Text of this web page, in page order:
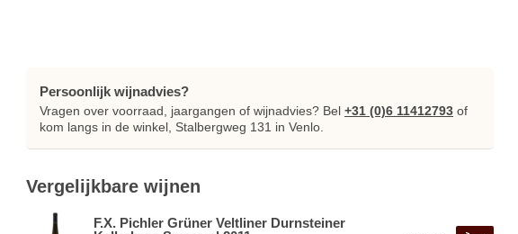
Persoonlijk wijnadvies?
Vragen over voorraad, jaargangen of wijnadvies? Bel +31 (0)6 11412793 of
kom langs in de winkel, Stalbergweg 131 in Venlo.
Vergelijkbare wijnen
F.X. Pichler Grüner Veltliner Durnsteiner